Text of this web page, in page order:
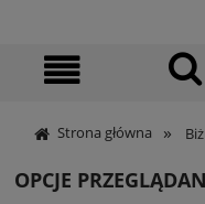
Strona główna »
OPCJE